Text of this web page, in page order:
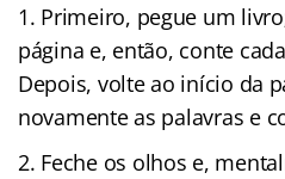
Primeiro, pegue um
página e, então, conte
Depois, volte ao início da
novamente as palavras e
Feche os olhos e,